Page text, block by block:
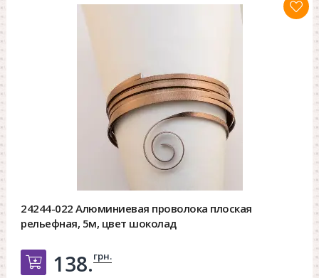
24244-022 Алюминиевая проволока плоская
рельефная, 5м, цвет шоколад
Добавить в корзину
138.грн.